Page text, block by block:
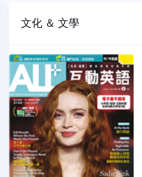
文化 ＆ 文學